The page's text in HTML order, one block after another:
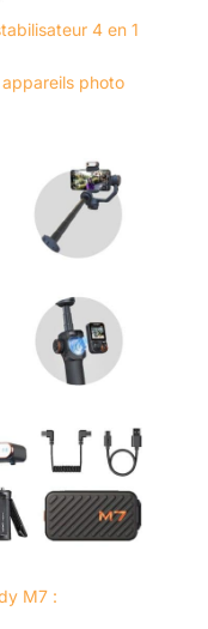
4 en 1
photo
M7 :